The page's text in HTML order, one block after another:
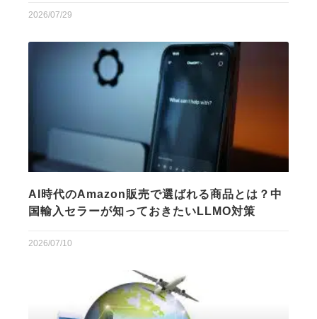
2026/07/29
AI時代のAmazon販売で選ばれる商品とは？中
国輸入セラーが知っておきたいLLMO対策
2026/07/10